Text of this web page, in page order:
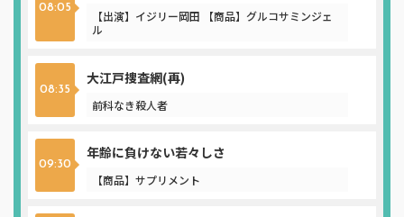
08:05
【出演】イジリー岡田 【商品】グルコサミンジェ
ル
08:35
大江戸捜査網(再)
前科なき殺人者
09:30
年齢に負けない若々しさ
【商品】サプリメント